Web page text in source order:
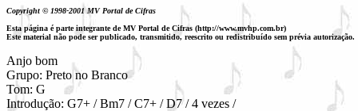
Copyright © 1998-2001 MV Portal de Cifras
Esta página é parte integrante de MV Portal de Cifras (http://www.mvhp.com.br)
Este material não pode ser publicado, transmitido, reescrito ou redistribuído sem prévia autorização.
Anjo bom
Grupo: Preto no Branco
Tom: G
Introdução: G7+ / Bm7 / C7+ / D7 / 4 vezes /